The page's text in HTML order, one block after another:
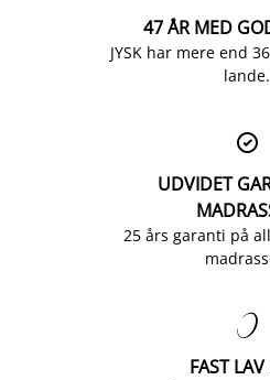
47 ÅR MED
JYSK har mere end
lande.

UDVIDET
25 års garanti på

FAST LAV